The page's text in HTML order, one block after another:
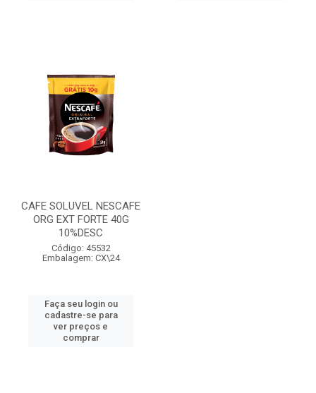
CAFE SOLUVEL NESCAFE
ORG EXT FORTE 40G
10%DESC
Código: 45532
Embalagem: CX\24
Faça seu login ou
cadastre-se para
ver preços e
comprar